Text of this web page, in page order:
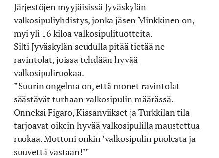
Järjestöjen myyjäisissä Jyväskylän
valkosipuliyhdistys, jonka jäsen Minkkinen on,
myi yli 16 kiloa valkosipulituotteita.
Silti Jyväskylän seudulla pitää tietää ne
ravintolat, joissa tehdään hyvää
valkosipuliruokaa.
”Suurin ongelma on, että monet ravintolat
säästävät turhaan valkosipulin määrässä.
Onneksi Figaro, Kissanviikset ja Turkkilan tila
tarjoavat oikein hyvää valkosipulilla maustettua
ruokaa. Mottoni onkin ’valkosipulin puolesta ja
suuvettä vastaan!’”